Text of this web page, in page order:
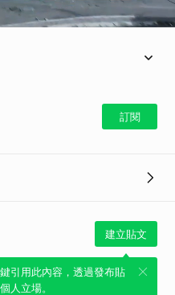
引至深水槽，藉此降低市區的
，第一階段的涵管便道截至今
號，隨時掌握熱門話題
訂閱
建立貼文
引用此內容，透過發布貼
人立場。